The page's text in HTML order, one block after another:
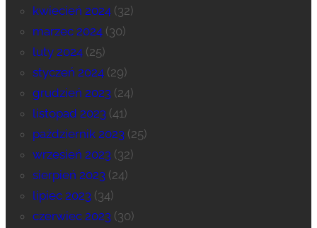
kwiecień 2024(32)
marzec 2024(30)
luty 2024(25)
styczeń 2024(29)
grudzień 2023 (24)
listopad 2023 (41)
październik 2023 (25)
wrzesień 2023 (32)
sierpień 2023 (24)
lipiec 2023 (34)
czerwiec 2023 (30)